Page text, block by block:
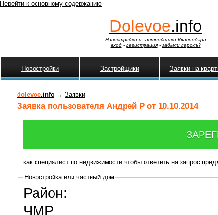
Перейти к основному содержанию
Dolevoe.info
Новостройки и застройщики Краснодара
вход- регистрация- забыли пароль?
Новостройки Застройщики Заявки на
dolevoe.info → Заявки
Заявка пользователя Андрей Р от 10.10.2014
как специалист по недвижимости чтобы ответить на запрос
Новостройка или частный дом
Район:
ЧМР